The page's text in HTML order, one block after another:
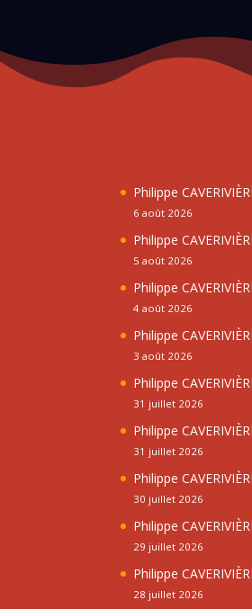
Philippe
6 août 2026
Philippe
5 août 2026
Philippe
4 août 2026
Philippe
3 août 2026
Philippe
31 juillet 2026
Philippe
31 juillet 2026
Philippe
30 juillet 2026
Philippe
29 juillet 2026
Philippe
28 juillet 2026